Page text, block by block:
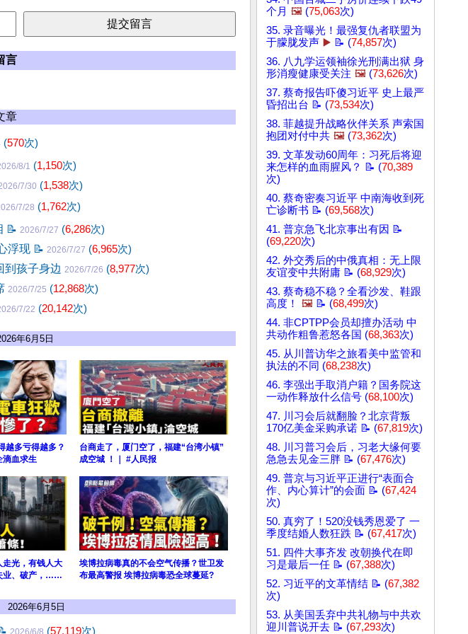
言
章
(570次)
8/1 (1,150次)
7/30 (1,538次)
7/28 (1,762次)
📝 2026/7/27 (6,286次)
浮现 📝 2026/7/27 (6,965次)
到孩子身边 2026/7/26 (8,977次)
2026/7/25 (12,868次)
7/22 (20,142次)
年6月5日
越多亏得越多？
滴血求生
台商走了，厦门空了，福建“台湾小镇”
成空城 ！｜ #人民报
光，有钱人大
业、破产，……
埃博拉病毒真的不会空气传播？世卫发
布最高警报 埃博拉病毒恐全球蔓延?
2026年6月5日
2026/6/8 (57,119次)
个月 🖼️ (75,063次)
35. 录音曝光！最强复仇者联盟为
于朦胧发声 ▶️ 📝 (74,857次)
36. 八九学运领袖徐光刑满出狱 身
形消瘦健康受关注 🖼️ (73,626次)
37. 蔡奇报告吓傻习近平 史上最严
昏招出台 📝 (73,534次)
38. 菲越提升战略伙伴关系 声索国
抱团对付中共 🖼️ (73,362次)
39. 文革发动60周年：习死后将迎
来怎样的血雨腥风？ 📝 (70,389
次)
40. 蔡奇密奏习近平 中南海收到死
亡诊断书 📝 (69,568次)
41. 普京急飞北京事出有因 📝
(69,220次)
42. 外交秀后的中俄真相：无上限
友谊变中共附庸 📝 (68,929次)
43. 蔡奇稳不稳？全看沙发、鞋跟
高度！
🖼️ 📝 (68,499次)
44. 非CPTPP会员却擅办活动 中
共动作粗鲁惹怒各国 (68,363次)
45. 从川普访华之旅看美中监管和
执法的不同 (68,238次)
46. 李强出手取消户籍？国务院这
一动作释放什么信号 (68,100次)
47. 川习会后就翻脸？北京背叛
170亿美金采购承诺 📝 (67,819次)
48. 川习普习会后，习老大缘何要
急急去见金三胖 📝 (67,476次)
49. 普京与习近平正进行“表面合
作、内心算计”的会面 📝 (67,424
次)
50. 真穷了！520没钱秀恩爱了 一
季度结婚人数狂跌 📝 (67,417次)
51. 四件大事齐发 改朝换代在即
习是最后一任 📝 (67,388次)
52. 习近平的文革情结 📝 (67,382
次)
53. 从美国丢弃中共礼物与中共欢
迎川普说开去 📝 (67,293次)